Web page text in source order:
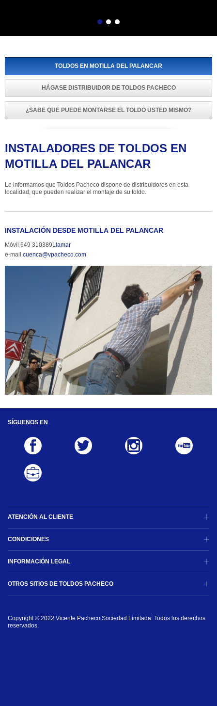
Siguiente
TOLDOS EN MOTILLA DEL PALANCAR
HÁGASE DISTRIBUIDOR DE TOLDOS PACHECO
¿SABE QUE PUEDE MONTARSE EL TOLDO USTED MISMO?
INSTALADORES DE TOLDOS EN
MOTILLA DEL PALANCAR
Le informamos que Toldos Pacheco dispone de distribuidores en esta
localidad, que pueden realizar el montaje de su toldo.
INSTALACIÓN DESDE MOTILLA DEL PALANCAR
Móvil 649 310389Llamar
e-mail cuenca@vpacheco.com
SÍGUENOS EN
ATENCIÓN AL CLIENTE
CONDICIONES
INFORMACIÓN LEGAL
OTROS SITIOS DE TOLDOS PACHECO
Copyright © 2022 Vicente Pacheco Sociedad Limitada. Todos los derechos
reservados.